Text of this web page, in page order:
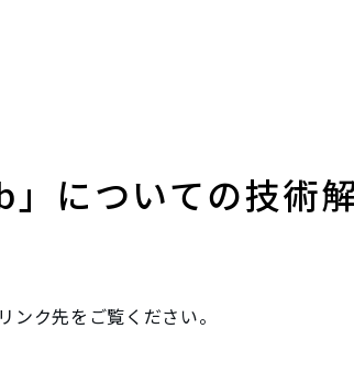
についての技術
ンク先をご覧ください。